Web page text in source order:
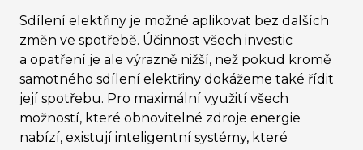
Sdílení elektřiny je možné aplikovat bez dalších
změn ve spotřebě. Účinnost všech investic
a opatření je ale výrazně nižší, než pokud kromě
samotného sdílení elektřiny dokážeme také řídit
její spotřebu. Pro maximální využití všech
možností, které obnovitelné zdroje energie
nabízí, existují inteligentní systémy, které